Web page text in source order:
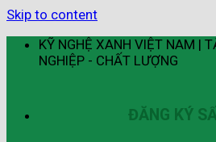
Skip to content
KỸ NGHỆ XANH VIỆT NAM |
NGHIỆP - CHẤT LƯỢNG
ĐĂNG KÝ